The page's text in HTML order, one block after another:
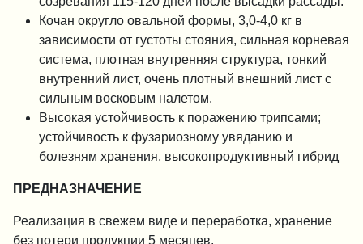
Кочан округло овальной формы, 3,0-4,0 кг в
зависимости от густоты стояния, сильная корневая
система, плотная внутренняя структура, тонкий
внутренний лист, очень плотный внешний лист с
сильным восковым налетом.
Высокая устойчивость к поражению трипсами;
устойчивость к фузариозному увяданию и
болезням хранения, высокопродуктивный гибрид
ПРЕДНАЗНАЧЕНИЕ
Реализация в свежем виде и переработка, хранение
без потери продукции 5 месяцев.